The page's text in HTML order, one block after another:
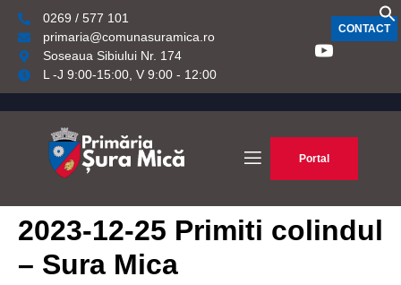
0269 / 577 101
primaria@comunasuramica.ro
Soseaua Sibiului Nr. 174
L -J 9:00-15:00, V 9:00 - 12:00
CONTACT
Portal
2023-12-25 Primiti colindul
– Sura Mica